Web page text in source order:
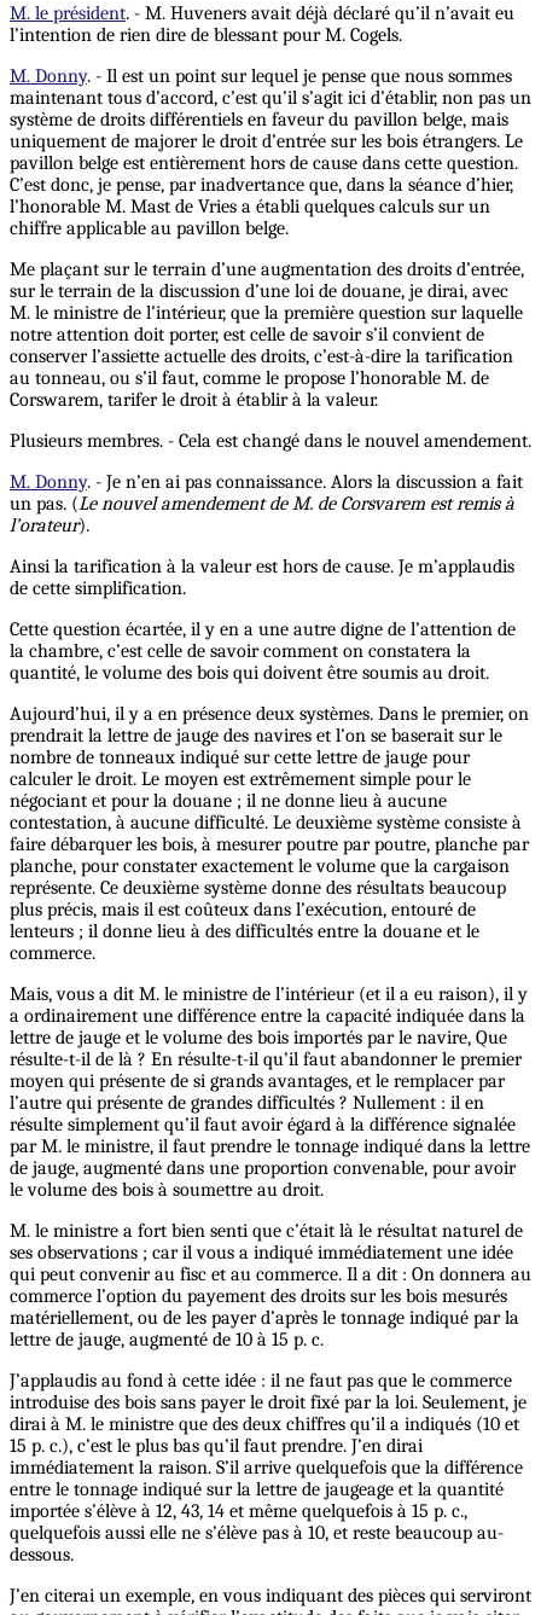
M. le président. - M. Huveners avait déjà déclaré qu’il n’avait eu
l’intention de rien dire de blessant pour M. Cogels.
M. Donny. - Il est un point sur lequel je pense que nous sommes
maintenant tous d’accord, c’est qu’il s’agit ici d’établir, non pas un
système de droits différentiels en faveur du pavillon belge, mais
uniquement de majorer le droit d’entrée sur les bois étrangers. Le
pavillon belge est entièrement hors de cause dans cette question.
C’est donc, je pense, par inadvertance que, dans la séance d’hier,
l’honorable M. Mast de Vries a établi quelques calculs sur un
chiffre applicable au pavillon belge.
Me plaçant sur le terrain d’une augmentation des droits d’entrée,
sur le terrain de la discussion d’une loi de douane, je dirai, avec
M. le ministre de l’intérieur, que la première question sur laquelle
notre attention doit porter, est celle de savoir s’il convient de
conserver l’assiette actuelle des droits, c’est-à-dire la tarification
au tonneau, ou s’il faut, comme le propose l’honorable M. de
Corswarem, tarifer le droit à établir à la valeur.
Plusieurs membres. - Cela est changé dans le nouvel amendement.
M. Donny. - Je n’en ai pas connaissance. Alors la discussion a fait
un pas. (Le nouvel amendement de M. de Corsvarem est remis à
l’orateur).
Ainsi la tarification à la valeur est hors de cause. Je m’applaudis
de cette simplification.
Cette question écartée, il y en a une autre digne de l’attention de
la chambre, c’est celle de savoir comment on constatera la
quantité, le volume des bois qui doivent être soumis au droit.
Aujourd’hui, il y a en présence deux systèmes. Dans le premier, on
prendrait la lettre de jauge des navires et l’on se baserait sur le
nombre de tonneaux indiqué sur cette lettre de jauge pour
calculer le droit. Le moyen est extrêmement simple pour le
négociant et pour la douane ; il ne donne lieu à aucune
contestation, à aucune difficulté. Le deuxième système consiste à
faire débarquer les bois, à mesurer poutre par poutre, planche par
planche, pour constater exactement le volume que la cargaison
représente. Ce deuxième système donne des résultats beaucoup
plus précis, mais il est coûteux dans l’exécution, entouré de
lenteurs ; il donne lieu à des difficultés entre la douane et le
commerce.
Mais, vous a dit M. le ministre de l’intérieur (et il a eu raison), il y
a ordinairement une différence entre la capacité indiquée dans la
lettre de jauge et le volume des bois importés par le navire, Que
résulte-t-il de là ? En résulte-t-il qu’il faut abandonner le premier
moyen qui présente de si grands avantages, et le remplacer par
l’autre qui présente de grandes difficultés ? Nullement : il en
résulte simplement qu’il faut avoir égard à la différence signalée
par M. le ministre, il faut prendre le tonnage indiqué dans la lettre
de jauge, augmenté dans une proportion convenable, pour avoir
le volume des bois à soumettre au droit.
M. le ministre a fort bien senti que c’était là le résultat naturel de
ses observations ; car il vous a indiqué immédiatement une idée
qui peut convenir au fisc et au commerce. Il a dit : On donnera au
commerce l’option du payement des droits sur les bois mesurés
matériellement, ou de les payer d’après le tonnage indiqué par la
lettre de jauge, augmenté de 10 à 15 p. c.
J’applaudis au fond à cette idée : il ne faut pas que le commerce
introduise des bois sans payer le droit fixé par la loi. Seulement, je
dirai à M. le ministre que des deux chiffres qu’il a indiqués (10 et
15 p. c.), c’est le plus bas qu’il faut prendre. J’en dirai
immédiatement la raison. S’il arrive quelquefois que la différence
entre le tonnage indiqué sur la lettre de jaugeage et la quantité
importée s’élève à 12, 43, 14 et même quelquefois à 15 p. c.,
quelquefois aussi elle ne s’élève pas à 10, et reste beaucoup au-
dessous.
J’en citerai un exemple, en vous indiquant des pièces qui serviront